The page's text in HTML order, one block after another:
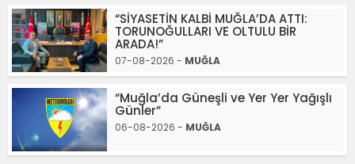
“SİYASETİN KALBİ MUĞLA’DA ATTI:
TORUNOĞULLARI VE OLTULU BİR
ARADA!”
07-08-2026 - MUĞLA
“Muğla’da Güneşli ve Yer Yer Yağışlı
Günler”
06-08-2026 - MUĞLA